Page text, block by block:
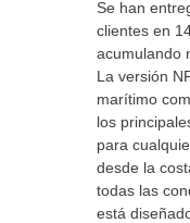
Se han
clientes en
acumulando
La versión
marítimo
los
para
desde la
todas las
está